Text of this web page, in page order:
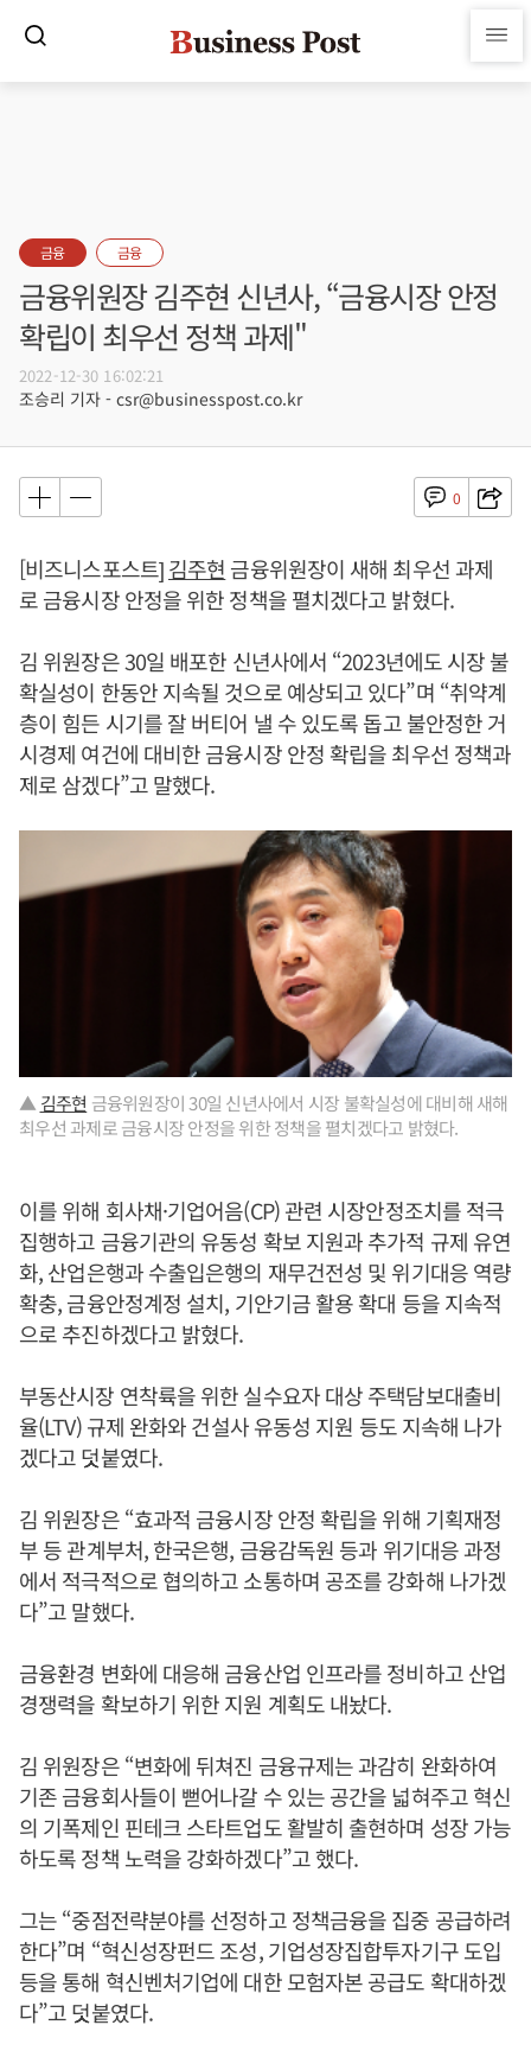
금융 금융
금융위원장 김주현 신년사, “금융시장 안정
확립이 최우선 정책 과제"
2022-12-30 16:02:21
조승리 기자 - csr@businesspost.co.kr
0
[비즈니스포스트]김주현 금융위원장이 새해 최우선 과제
로 금융시장 안정을 위한 정책을 펼치겠다고 밝혔다.
김 위원장은 30일 배포한 신년사에서 “2023년에도 시장 불
확실성이 한동안 지속될 것으로 예상되고 있다”며 “취약계
층이 힘든 시기를 잘 버티어 낼 수 있도록 돕고 불안정한 거
시경제 여건에 대비한 금융시장 안정 확립을 최우선 정책과
제로 삼겠다”고 말했다.
▲ 김주현 금융위원장이 30일 신년사에서 시장 불확실성에 대비해 새해
최우선 과제로 금융시장 안정을 위한 정책을 펼치겠다고 밝혔다.
이를 위해 회사채·기업어음(CP) 관련 시장안정조치를 적극
집행하고 금융기관의 유동성 확보 지원과 추가적 규제 유연
화, 산업은행과 수출입은행의 재무건전성 및 위기대응 역량
확충, 금융안정계정 설치, 기안기금 활용 확대 등을 지속적
으로 추진하겠다고 밝혔다.
부동산시장 연착륙을 위한 실수요자 대상 주택담보대출비
율(LTV) 규제 완화와 건설사 유동성 지원 등도 지속해 나가
겠다고 덧붙였다.
김 위원장은 “효과적 금융시장 안정 확립을 위해 기획재정
부 등 관계부처, 한국은행, 금융감독원 등과 위기대응 과정
에서 적극적으로 협의하고 소통하며 공조를 강화해 나가겠
다”고 말했다.
금융환경 변화에 대응해 금융산업 인프라를 정비하고 산업
경쟁력을 확보하기 위한 지원 계획도 내놨다.
김 위원장은 “변화에 뒤쳐진 금융규제는 과감히 완화하여
기존 금융회사들이 뻗어나갈 수 있는 공간을 넓혀주고 혁신
의 기폭제인 핀테크 스타트업도 활발히 출현하며 성장 가능
하도록 정책 노력을 강화하겠다”고 했다.
그는 “중점전략분야를 선정하고 정책금융을 집중 공급하려
한다”며 “혁신성장펀드 조성, 기업성장집합투자기구 도입
등을 통해 혁신벤처기업에 대한 모험자본 공급도 확대하겠
다”고 덧붙였다.